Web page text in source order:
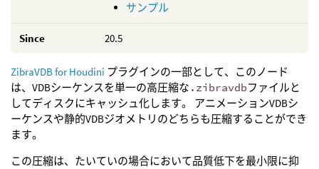
サンプル
Since 20.5
ZibraVDB for Houdini プラグインの一部として、このノード
は、VDBシーケンスを単一の高圧縮な .zibravdbファイルと
してディスクにキャッシュ化します。 アニメーションVDBシ
ーケンスや静的VDBジオメトリのどちらも圧縮することができ
ます。
この圧縮は、たいていの場合において品質低下を最小限に抑